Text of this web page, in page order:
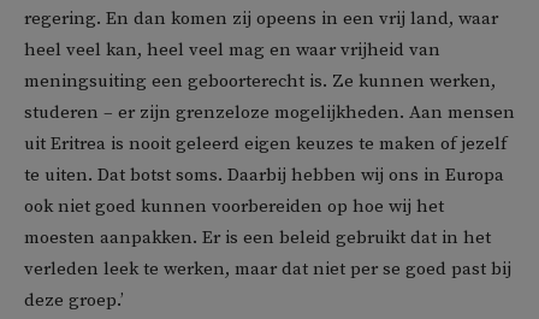
regering. En dan komen zij opeens in een vrij land, waar
heel veel kan, heel veel mag en waar vrijheid van
meningsuiting een geboorterecht is. Ze kunnen werken,
studeren – er zijn grenzeloze mogelijkheden. Aan mensen
uit Eritrea is nooit geleerd eigen keuzes te maken of jezelf
te uiten. Dat botst soms. Daarbij hebben wij ons in Europa
ook niet goed kunnen voorbereiden op hoe wij het
moesten aanpakken. Er is een beleid gebruikt dat in het
verleden leek te werken, maar dat niet per se goed past bij
deze groep.’